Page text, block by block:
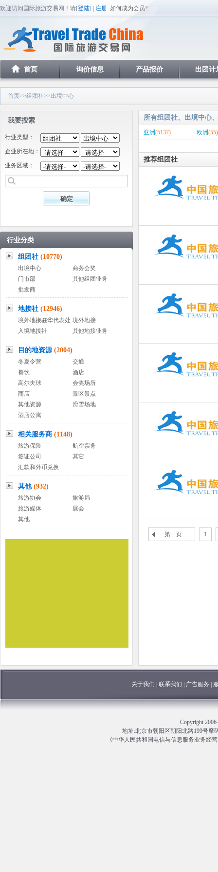
欢迎访问国际旅游交易网！请[登陆] | 注册 如何成为会员?
首页 询价信息 产品报价 出团计
首页>>组团社>>出境中心
我要搜索
行业类型：
企业所在地：
业务区域：
行业分类
组团社 (10770)
出境中心
商务会奖
门市部
其他组团业务
批发商
地接社 (12946)
境外地接驻华代表处 境外地接
入境地接社
其他地接业务
目的地资源 (2004)
冬夏令营
交通
餐饮
酒店
高尔夫球
会奖场所
商店
景区景点
其他资源
滑雪场地
酒店公寓
相关服务商 (1148)
旅游保险
航空票务
签证公司
其它
汇款和外币兑换
其他 (932)
旅游协会
旅游局
旅游媒体
展会
其他
所有组团社、出境中心
亚洲(5137) 欧洲(55)
推荐组团社
第一页 1
关于我们 联系我们 广告服务
Copyright
地址:北京市朝阳区朝阳北路199号摩
《中华人民共和国电信与信息服务业务经